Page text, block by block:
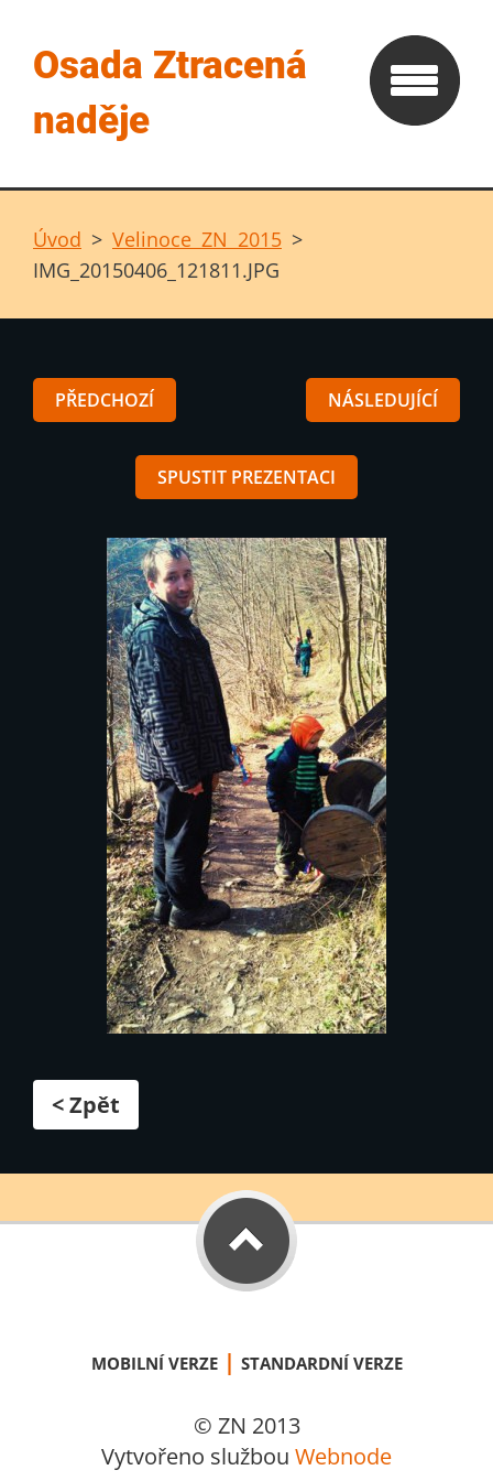
Osada Ztracená
naděje
Úvod > Velinoce ZN 2015 >
IMG_20150406_121811.JPG
PŘEDCHOZÍ NÁSLEDUJÍCÍ
SPUSTIT PREZENTACI
< Zpět
MOBILNÍ VERZE | STANDARDNÍ VERZE
© ZN 2013
Vytvořeno službou Webnode